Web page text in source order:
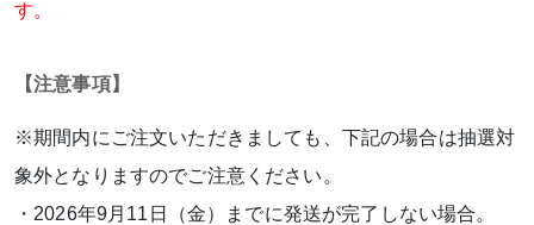
す。
【注意事項】
※期間内にご注文いただきましても、下記の場合は抽選対
象外となりますのでご注意ください。
・2026年9月11日（金）までに発送が完了しない場合。